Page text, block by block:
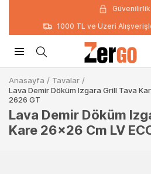
Güvenilirlik
1000 TL ve Üzeri
Anasayfa / Tavalar /
Lava Demir Döküm Izgara Grill Tava
2626 GT
Lava Demir Döküm
Kare 26x26 Cm LV